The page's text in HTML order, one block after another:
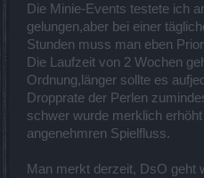
Die Minie-Events testete ich
gelungen,aber bei einer
Stunden muss man eben
Die Laufzeit von 2 Wochen
Ordnung,länger sollte es
Dropprate der Perlen
schwer wurde merklich
angenehmren Spielfluss.
Man merkt derzeit, DsO geht